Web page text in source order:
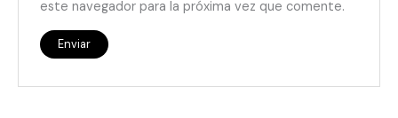
este navegador para la próxima vez que comente.